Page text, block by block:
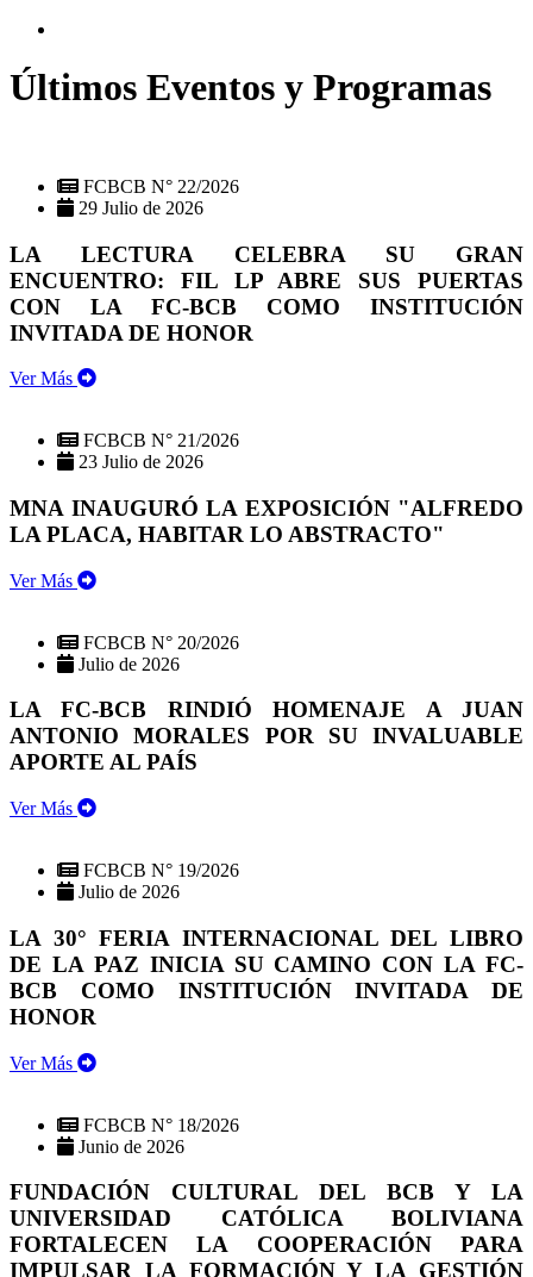
Últimos Eventos y Programas
FCBCB N° 22/2026
29 Julio de 2026
LA LECTURA CELEBRA SU GRAN
ENCUENTRO: FIL LP ABRE SUS PUERTAS
CON LA FC-BCB COMO INSTITUCIÓN
INVITADA DE HONOR
Ver Más
FCBCB N° 21/2026
23 Julio de 2026
MNA INAUGURÓ LA EXPOSICIÓN "ALFREDO
LA PLACA, HABITAR LO ABSTRACTO"
Ver Más
FCBCB N° 20/2026
Julio de 2026
LA FC-BCB RINDIÓ HOMENAJE A JUAN
ANTONIO MORALES POR SU INVALUABLE
APORTE AL PAÍS
Ver Más
FCBCB N° 19/2026
Julio de 2026
LA 30° FERIA INTERNACIONAL DEL LIBRO
DE LA PAZ INICIA SU CAMINO CON LA FC-
BCB COMO INSTITUCIÓN INVITADA DE
HONOR
Ver Más
FCBCB N° 18/2026
Junio de 2026
FUNDACIÓN CULTURAL DEL BCB Y LA
UNIVERSIDAD CATÓLICA BOLIVIANA
FORTALECEN LA COOPERACIÓN PARA
IMPULSAR LA FORMACIÓN Y LA GESTIÓN